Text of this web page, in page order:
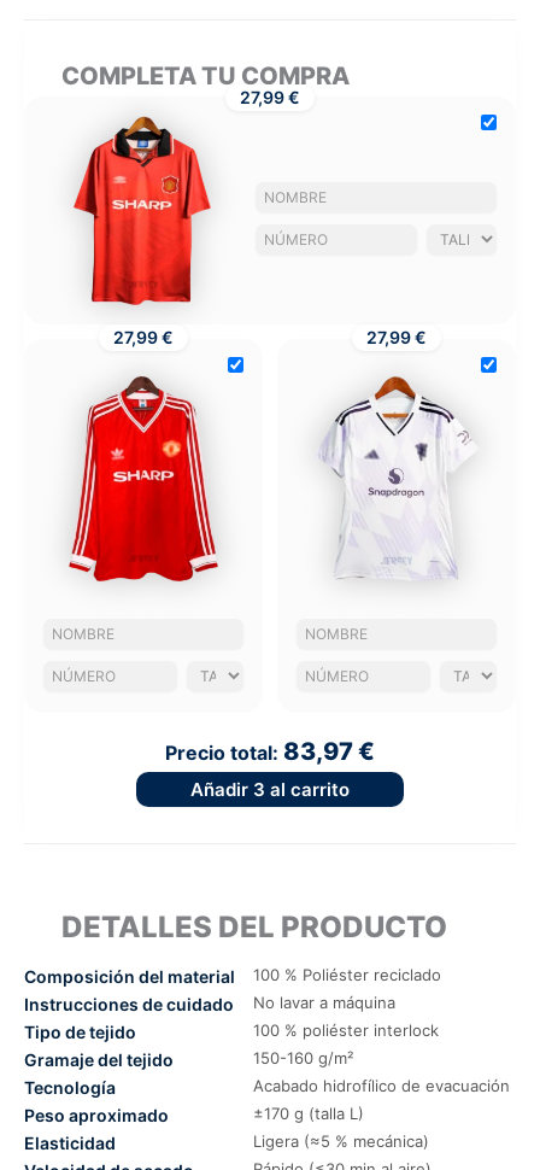
COMPLETA TU COMPRA
27,99 €
27,99 € 27,99 €
Precio total: 83,97 €
Añadir 3 al carrito
DETALLES DEL PRODUCTO
Composición del material 100 % Poliéster reciclado
Instrucciones de cuidado No lavar a máquina
Tipo de tejido 100 % poliéster interlock
Gramaje del tejido 150-160 g/m²
Tecnología Acabado hidrofílico de evacuación
Peso aproximado ±170 g (talla L)
Elasticidad Ligera (≈5 % mecánica)